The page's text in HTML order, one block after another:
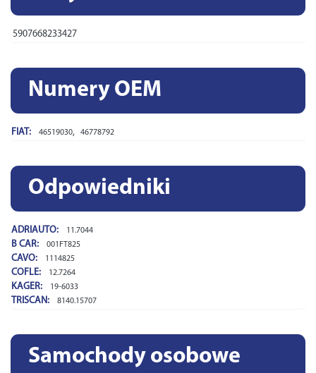
5907668233427
Numery OEM
FIAT: 46519030, 46778792
Odpowiedniki
ADRIAUTO: 11.7044
B CAR: 001FT825
CAVO: 1114825
COFLE: 12.7264
KAGER: 19-6033
TRISCAN: 8140.15707
Samochody osobowe